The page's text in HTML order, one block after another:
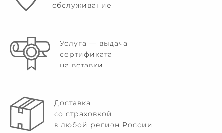
обслуживание
Услуга — выдача
сертификата
на вставки
Доставка
со страховкой
в любой регион России